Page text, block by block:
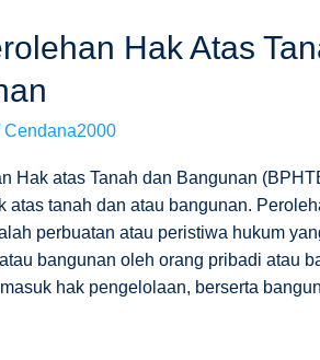
Hak Atas
Cendana2000
Hak atas Tanah dan Bangunan
atas tanah dan atau bangunan.
perbuatan atau peristiwa hukum
bangunan oleh orang pribadi atau
hak pengelolaan, berserta